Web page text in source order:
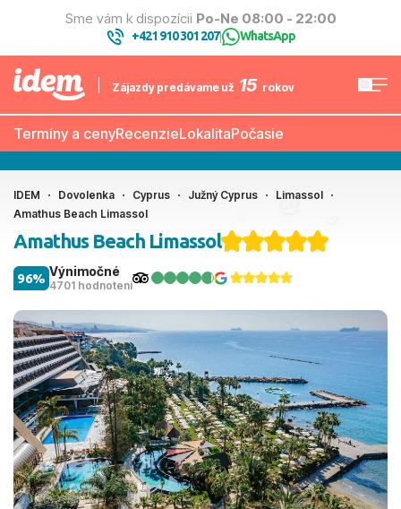
Sme vám k dispozícii Po-Ne 08:00 - 22:00
+421 910 301 207| WhatsApp
Zájazdy predávame už 15 rokov
Termíny a cenyRecenzieLokalitaPočasie
IDEM Dovolenka Cyprus Južný Cyprus
Limassol
Amathus Beach Limassol
Amathus Beach Limassol
Výnimočné
4701 hodnotení
96%